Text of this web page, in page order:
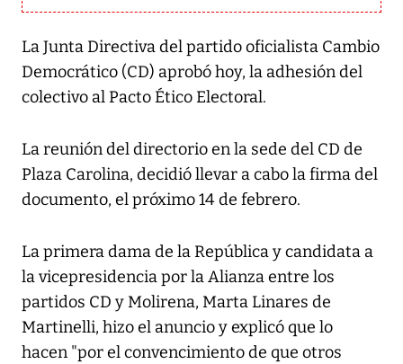
La Junta Directiva del partido oficialista Cambio
Democrático (CD) aprobó hoy, la adhesión del
colectivo al Pacto Ético Electoral.
La reunión del directorio en la sede del CD de
Plaza Carolina, decidió llevar a cabo la firma del
documento, el próximo 14 de febrero.
La primera dama de la República y candidata a
la vicepresidencia por la Alianza entre los
partidos CD y Molirena, Marta Linares de
Martinelli, hizo el anuncio y explicó que lo
hacen "por el convencimiento de que otros